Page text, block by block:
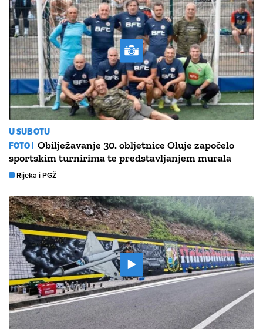
U SUBOTU
FOTO | Obilježavanje 30. obljetnice Oluje započelo
sportskim turnirima te predstavljanjem murala
Rijeka i PGŽ